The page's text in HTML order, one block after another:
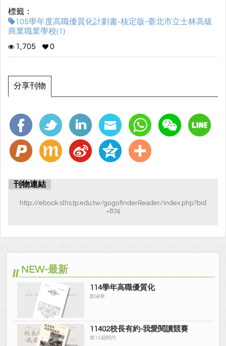
(一)教師資格 8
(二)教師專業 9
五、圖儀設備 12
(二)資訊及圖書資源 14
六、多元適性與學生畢業進路 15
(一)日間部學生取得技能證照 15
(四)日間部學生參加縣市級競賽表現 19
(六)社團與活動 23
(七)國際教育 24
(八)學習輔導 25
(九)日間部學生畢業進路 26
七、學校地理位置、低收入戶比率與教育投資率 28
標籤：
105學年度高職優質化計劃書-核定版-臺北市立士林高級
商業職業學校(1)
1,705
0
分享刊物
刊物連結
http://ebook.slhs.tp.edu.tw/gogofinderReader/index.php?bid
=874
NEW-最新
114學年高職優質化
劉淑華
11402校長有約-我愛閱讀競賽
第15屆閱代